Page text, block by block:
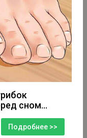
сном…
Подробнее >>